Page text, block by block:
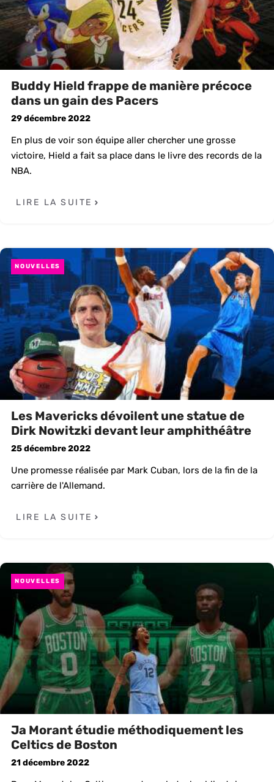
Buddy Hield frappe de manière précoce
dans un gain des Pacers
29 décembre 2022
En plus de voir son équipe aller chercher une grosse
victoire, Hield a fait sa place dans le livre des records de la
NBA.
LIRE LA SUITE
NOUVELLES
Les Mavericks dévoilent une statue de
Dirk Nowitzki devant leur amphithéâtre
25 décembre 2022
Une promesse réalisée par Mark Cuban, lors de la fin de la
carrière de l'Allemand.
LIRE LA SUITE
NOUVELLES
Ja Morant étudie méthodiquement les
Celtics de Boston
21 décembre 2022